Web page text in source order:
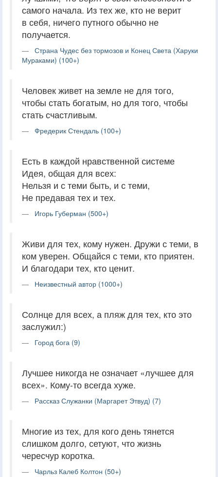
самого начала. Из тех же, кто не верит
в себя, ничего путного обычно не
получается.
Страна Чудес без тормозов и Конец Света (Харуки
Мураками) (100+)
Человек живет на земле не для того,
чтобы стать богатым, но для того, чтобы
стать счастливым.
Фредерик Стендаль (100+)
Есть в каждой нравственной системе
Идея, общая для всех:
Нельзя и с теми быть, и с теми,
Не предавая тех и тех.
Игорь Губерман (500+)
Живи для тех, кому нужен. Дружи с теми, в
ком уверен. Общайся с теми, кто приятен.
И благодари тех, кто ценит.
Неизвестный автор (1000+)
Солнце для всех, а пляж для тех, кто это
заслужил:)
Город бога (9)
Лучшее никогда не означает «лучшее для
всех». Кому-то всегда хуже.
Рассказ Служанки (Маргарет Этвуд) (7)
Многие из тех, для кого день тянется
слишком долго, сетуют, что жизнь
чересчур коротка.
Чарльз Калеб Колтон (50+)